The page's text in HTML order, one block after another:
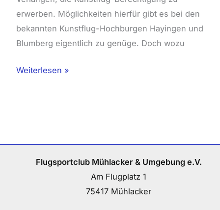
erwerben. Möglichkeiten hierfür gibt es bei den
bekannten Kunstflug­-Hochburgen Hayingen und
Blumberg eigentlich zu genüge. Doch wozu
Weiterlesen »
Flugsportclub Mühlacker & Umgebung e.V.
Am Flugplatz 1
75417 Mühlacker